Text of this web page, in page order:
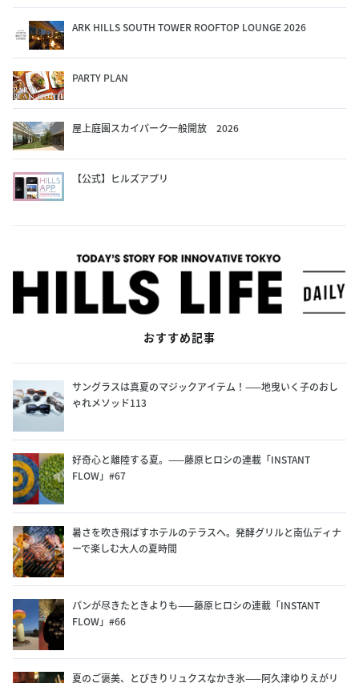
ARK HILLS SOUTH TOWER ROOFTOP LOUNGE 2026
PARTY PLAN
屋上庭園スカイパーク一般開放 2026
【公式】ヒルズアプリ
おすすめ記事
サングラスは真夏のマジックアイテム！——地曳いく子のおし
ゃれメソッド113
好奇心と離陸する夏。——藤原ヒロシの連載「INSTANT
FLOW」#67
暑さを吹き飛ばすホテルのテラスへ。発酵グリルと南仏ディナ
ーで楽しむ大人の夏時間
パンが尽きたときよりも——藤原ヒロシの連載「INSTANT
FLOW」#66
夏のご褒美、とびきりリュクスなかき氷——阿久津ゆりえがリ